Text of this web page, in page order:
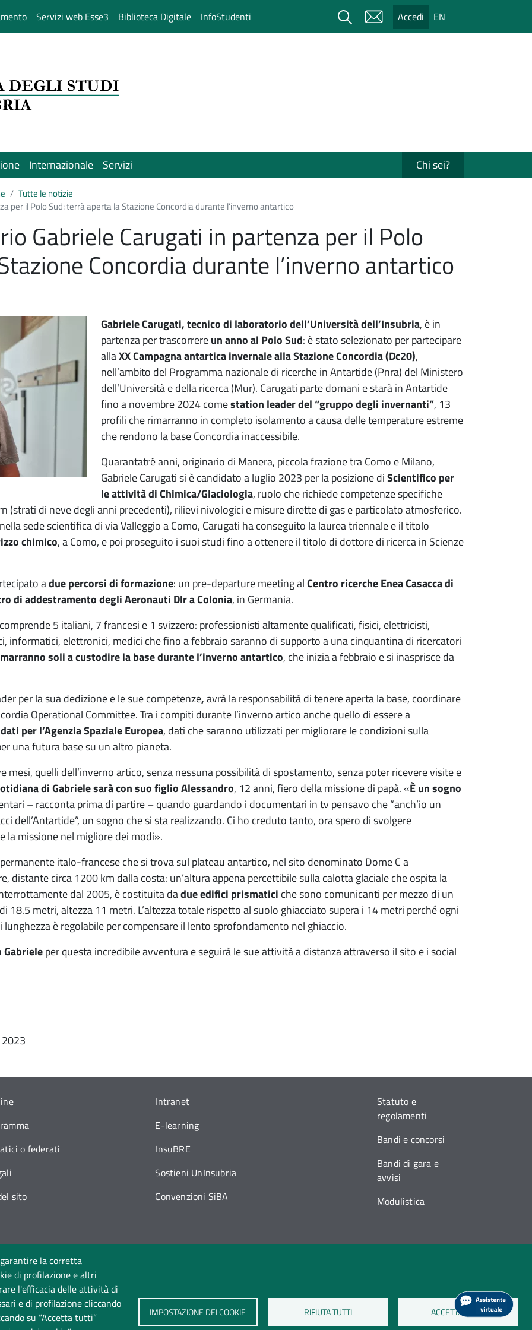
Servizi web Esse3 Biblioteca Digitale InfoStudenti Cerca Accedi EN
Internazionale Servizi Chi sei?
Tutte le notizie
per il Polo Sud: terrà aperta la Stazione Concordia durante l’inverno antartico
Gabriele Carugati in partenza per il Polo
Concordia durante l’inverno antartico
Gabriele Carugati, tecnico di laboratorio dell’Università dell’Insubria, è in
partenza per trascorrereun anno al Polo Sud: è stato selezionato per partecipare
allaXX Campagna antartica invernale alla Stazione Concordia (Dc20),
nell’ambito del Programma nazionale di ricerche in Antartide (Pnra) del Ministero
dell’Università e della ricerca (Mur). Carugati parte domani e starà in Antartide
fino a novembre 2024 comestation leader del “gruppo degli invernanti”, 13
profili che rimarranno in completo isolamento a causa delle temperature estreme
che rendono la base Concordia inaccessibile.
Quarantatré anni, originario di Manera, piccola frazione tra Como e Milano,
Gabriele Carugati si è candidato a luglio 2023 per la posizione diScientifico per
le attività di Chimica/Glaciologia, ruolo che richiede competenze specifiche
(strati di neve degli anni precedenti), rilievi nivologici e misure dirette di gas e particolato atmosferico.
sede scientifica di via Valleggio a Como, Carugati ha conseguito la laurea triennale e il titolo
chimico, a Como, e poi proseguito i suoi studi fino a ottenere il titolo di dottore di ricerca in Scienze
adue percorsi di formazione: un pre-departure meeting alCentro ricerche Enea Casacca di
di addestramento degli Aeronauti Dlr a Colonia, in Germania.
5 italiani, 7 francesi e 1 svizzero: professionisti altamente qualificati, fisici, elettricisti,
informatici, elettronici, medici che fino a febbraio saranno di supporto a una cinquantina di ricercatori
soli a custodire la base durante l’inverno antartico, che inizia a febbraio e si inasprisce da
per la sua dedizione e le sue competenze,avrà la responsabilità di tenere aperta la base, coordinare
Operational Committee. Tra i compiti durante l’inverno artico anche quello di essere a
per l’Agenzia Spaziale Europea, dati che saranno utilizzati per migliorare le condizioni sulla
una futura base su un altro pianeta.
mesi, quelli dell’inverno artico, senza nessuna possibilità di spostamento, senza poter ricevere visite e
di Gabriele sarà con suo figlio Alessandro, 12 anni, fiero della missione di papà. «È un sogno
– racconta prima di partire – quando guardando i documentari in tv pensavo che “anch’io un
dell’Antartide”, un sogno che si sta realizzando. Ci ho creduto tanto, ora spero di svolgere
la missione nel migliore dei modi».
italo-francese che si trova sul plateau antartico, nel sito denominato Dome C a
distante circa 1200 km dalla costa: un’altura appena percettibile sulla calotta glaciale che ospita la
dal 2005, è costituita dadue edifici prismatici che sono comunicanti per mezzo di un
18.5 metri, altezza 11 metri. L’altezza totale rispetto al suolo ghiacciato supera i 14 metri perché ogni
è regolabile per compensare il lento sprofondamento nel ghiaccio.
Gabrieleper questa incredibile avventura e seguirà le sue attività a distanza attraverso il sito e i social
la corretta
di profilazione e altri
l'efficacia delle attività di
e di profilazione cliccando
su “Accetta tutti”
IMPOSTAZIONE DEI COOKIE RIFIUTA TUTTI ACCETTA TUTTI
o federati
sito
Intranet
E-learning
InsuBRE
Sostieni UnInsubria
Convenzioni SiBA
Statuto e
regolamenti
Bandi e concorsi
Bandi di gara e
avvisi
Modulistica
Seguici su